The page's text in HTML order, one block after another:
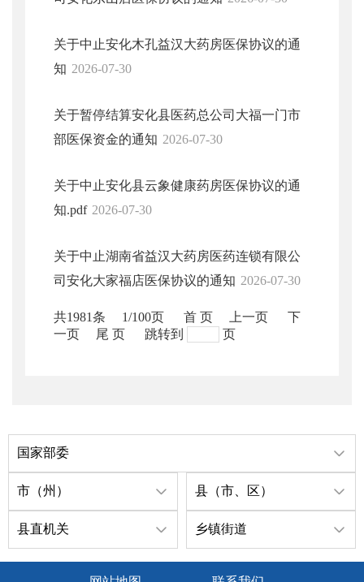
关于中止安化木孔益汉大药房医保协议的通
知 2026-07-30
关于暂停结算安化县医药总公司大福一门市
部医保资金的通知 2026-07-30
关于中止安化县云象健康药房医保协议的通
知.pdf 2026-07-30
关于中止湖南省益汉大药房医药连锁有限公
司安化大家福店医保协议的通知 2026-07-30
共1981条 1/100页 首 页 上一页
下
一页
尾 页 跳转到 页
国家部委
市（州） 县（市、区）
县直机关 乡镇街道